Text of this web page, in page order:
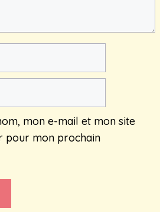
mon e-mail et mon site
pour mon prochain